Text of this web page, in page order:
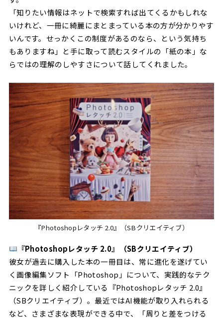
「知りたい情報はネットで検索すれば出てくるかもしれな
いけれど、一冊に綺麗にまとまっている本の方が分かりやす
いんです。せっかくこの制度があるのなら、という気持ち
もありますね」と手に取って読むスタイルの「紙の本」な
らではの理解のしやすさについて話してくれました。
『Photoshopレタッチ 2.0』（SBクリエイティブ）
『Photoshopレタッチ 2.0』（SBクリエイティブ）
彼女が過去に購入した本の一冊目は、常に進化を遂げてい
く画像編集ソフト「Photoshop」について、実践的なテク
ニックを詳しく紹介している『Photoshopレタッチ 2.0』
（SBクリエイティブ）。最近ではAI機能が取り入れられる
など、さまざまな表現ができる中で、「周りと差をつける